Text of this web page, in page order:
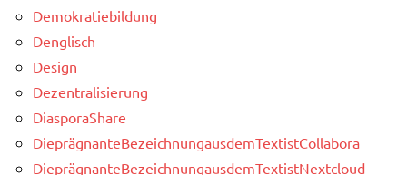
Demokratiebildung
Denglisch
Design
Dezentralisierung
DiasporaShare
DieprägnanteBezeichnungausdemTextistCollabora
DieprägnanteBezeichnungausdemTextistNextcloud